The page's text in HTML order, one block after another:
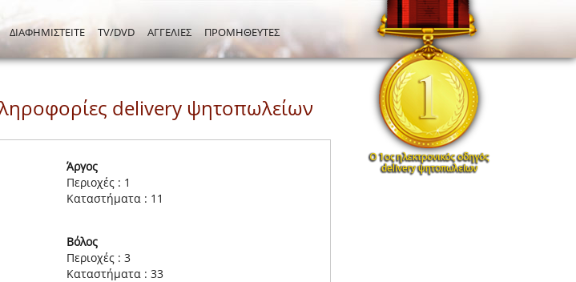
ΔΙΑΦΗΜΙΣΤΕΙΤΕ TV/DVD ΑΓΓΕΛΙΕΣ ΠΡΟΜΗΘΕΥΤΕΣ
delivery ψητοπωλείων
Άργος
Περιοχές : 1
Καταστήματα : 11
Βόλος
Περιοχές : 3
Καταστήματα : 33